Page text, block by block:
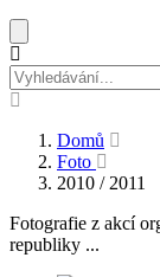
Domů
Foto
2010 / 2011
Fotografie z akcí
republiky ...